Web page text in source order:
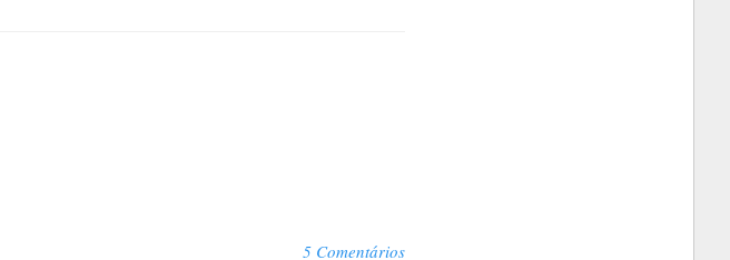
5 Comentários